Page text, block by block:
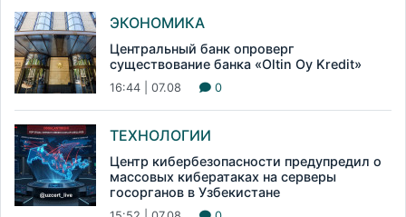
ЭКОНОМИКА
Центральный банк опроверг
существование банка «Oltin Oy Kredit»
16:44 | 07.08 0
ТЕХНОЛОГИИ
Центр кибербезопасности предупредил о
массовых кибератаках на серверы
госорганов в Узбекистане